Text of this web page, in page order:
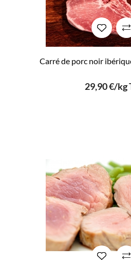
Carré de porc noir
29,90 €/kg